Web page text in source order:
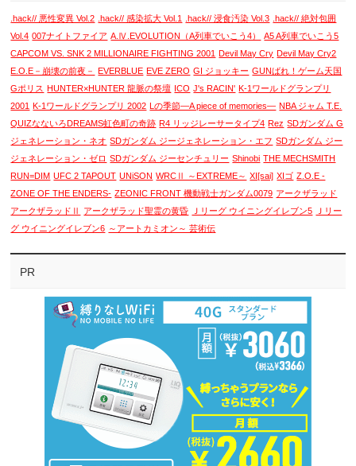
.hack// 悪性変異 Vol.2 .hack// 感染拡大 Vol.1 .hack// 浸食汚染 Vol.3 .hack// 絶対包囲
Vol.4 007ナイトファイア A.Ⅳ.EVOLUTION（A列車でいこう4）
A5 A列車でいこう5
CAPCOM VS. SNK 2 MILLIONAIRE FIGHTING 2001 Devil May Cry Devil May Cry2
E.O.E－崩壊の前夜－
EVERBLUE EVE ZERO GI ジョッキー GUNばれ！ゲーム天国
Gポリス HUNTER×HUNTER 龍脈の祭壇 ICO J's RACIN' K-1ワールドグランプリ
2001 K-1ワールドグランプリ 2002 Lの季節―A piece of memories― NBA ジャム T.E.
QUIZなないろDREAMS虹色町の奇跡 R4 リッジレーサータイプ4 Rez SDガンダム G
ジェネレーション・ネオ SDガンダム ジージェネレーション・エフ SDガンダム ジー
ジェネレーション・ゼロ SDガンダム ジーセンチュリー Shinobi THE MECHSMITH
RUN=DIM UFC 2 TAPOUT UNiSON WRCⅡ ～EXTREME～ XI[sai] XIゴ Z.O.E -
ZONE OF THE ENDERS- ZEONIC FRONT 機動戦士ガンダム0079 アークザラッド
アークザラッドⅡ
アークザラッド聖霊の黄昏 Ｊリーグ ウイニングイレブン5
Ｊリー
グ ウイニングイレブン6 ～アートカミオン～ 芸術伝
PR